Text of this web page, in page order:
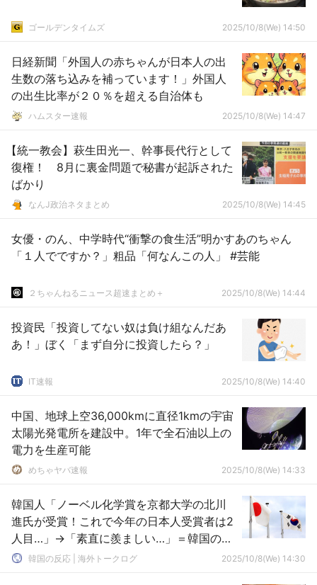
ゴールデンタイムズ 2025/10/8(We) 14:50
日経新聞「外国人の赤ちゃんが日本人の出
生数の落ち込みを補っています！」外国人
の出生比率が２０％を超える自治体も
ハムスター速報 2025/10/8(We) 14:47
【統一教会】萩生田光一、幹事長代行として
復権！ 8月に裏金問題で秘書が起訴された
ばかり
なんJ政治ネタまとめ 2025/10/8(We) 14:45
女優・のん、中学時代“衝撃の食生活”明かすあのちゃん
「１人でですか？」粗品「何なんこの人」 #芸能
２ちゃんねるニュース超速まとめ＋ 2025/10/8(We) 14:44
投資民「投資してない奴は負け組なんだあ
あ！」ぼく「まず自分に投資したら？」
IT速報 2025/10/8(We) 14:40
中国、地球上空36,000kmに直径1kmの宇宙
太陽光発電所を建設中。1年で全石油以上の
電力を生産可能
めちゃヤバ速報 2025/10/8(We) 14:33
韓国人「ノーベル化学賞を京都大学の北川
進氏が受賞！これで今年の日本人受賞者は2
人目…」→「素直に羨ましい…」＝韓国の反
応 韓国の反応 | 海外トークログ 2025/10/8(We) 14:30